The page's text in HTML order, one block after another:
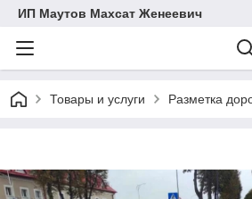
ИП Маутов Махсат Женеевич
Товары и услуги Разметка